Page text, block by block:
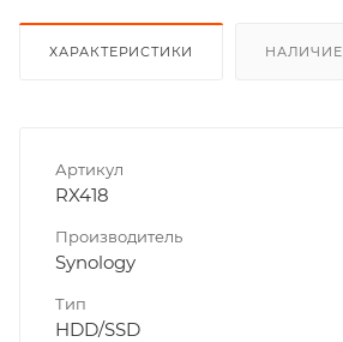
ХАРАКТЕРИСТИКИ НАЛИЧИЕ
Артикул
RX418
Производитель
Synology
Тип
HDD/SSD